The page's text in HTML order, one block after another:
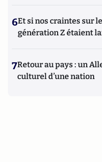
6Et si nos craintes sur
génération Z étaient
7Retour au pays : un
culturel d’une nation